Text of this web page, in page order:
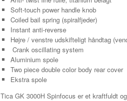
Soft-touch power handle knob
Coiled bail spring (spiralfjeder)
Instant anti-reverse
Højre / venstre udskifteligt håndtag
Crank oscillating system
Aluminium spole
Two piece double color body rear cover
Ekstra spole
Tica GK 3000H Spinfocus er et kraftfuldt